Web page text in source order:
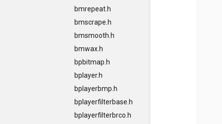
bmrepeat.h
bmscrape.h
bmsmooth.h
bmwax.h
bpbitmap.h
bplayer.h
bplayerbmp.h
bplayerfilterbase.h
bplayerfilterbrco.h